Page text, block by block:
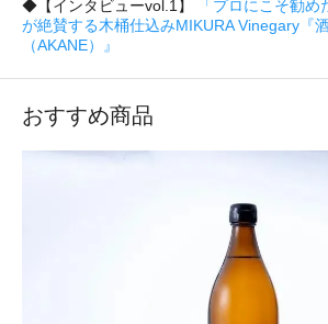
◆【インタビューvol.1】
「プロにこそ勧
が絶賛する木桶仕込みMIKURA Vinegary『
（AKANE）』
おすすめ商品